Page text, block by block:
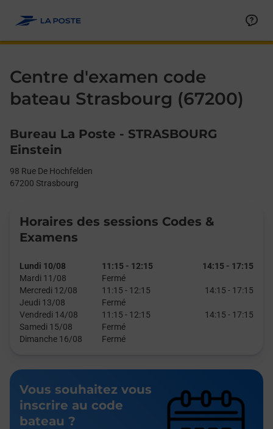
Centre d'examen code
bateau Strasbourg (67200)
Bureau La Poste - STRASBOURG
Einstein
98 Rue De Hochfelden
67200 Strasbourg
Horaires des sessions Codes &
Examens
Lundi 10/08 11:15 - 12:15 14:15 - 17:15
Mardi 11/08
Fermé
Mercredi 12/08
11:15 - 12:15 14:15 - 17:15
Jeudi 13/08
Fermé
Vendredi 14/08
11:15 - 12:15 14:15 - 17:15
Samedi 15/08
Fermé
Dimanche 16/08
Fermé
Vous souhaitez vous
inscrire au code
bateau ?